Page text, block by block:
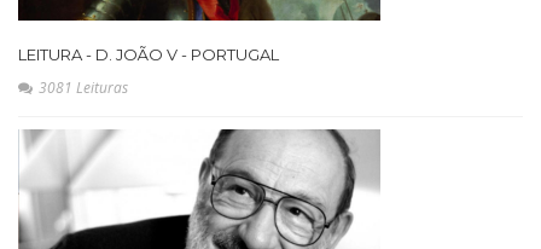
LEITURA - D. JOÃO V - PORTUGAL
3081 Leituras